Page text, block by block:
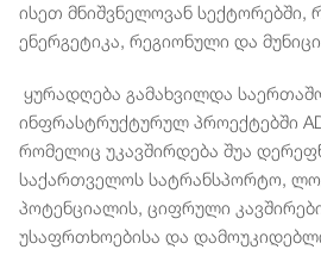
ისეთ მნიშვნელოვან სექტორებში,
ენერგეტიკა, რეგიონული და
ყურადღება გამახვილდა
ინფრასტრუქტურულ პროექტებში
რომელიც უკავშირდება შუა
საქართველოს სატრანსპორტო,
პოტენციალის, ციფრული
უსაფრთხოებისა და